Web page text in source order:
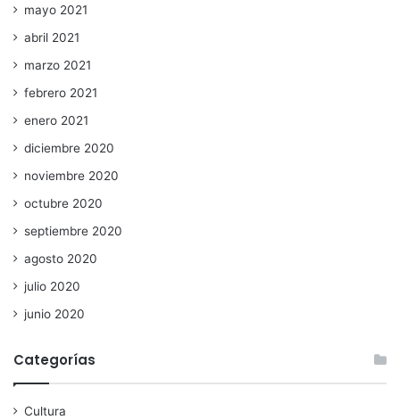
mayo 2021
abril 2021
marzo 2021
febrero 2021
enero 2021
diciembre 2020
noviembre 2020
octubre 2020
septiembre 2020
agosto 2020
julio 2020
junio 2020
Categorías
Cultura